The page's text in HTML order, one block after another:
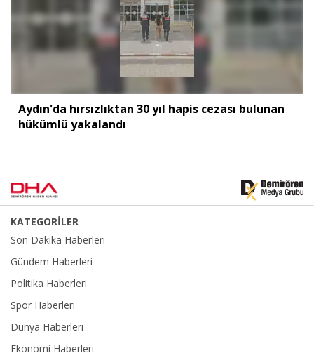
Aydın'da hırsızlıktan 30 yıl hapis cezası bulunan
hükümlü yakalandı
KATEGORİLER
Son Dakika Haberleri
Gündem Haberleri
Politika Haberleri
Spor Haberleri
Dünya Haberleri
Ekonomi Haberleri